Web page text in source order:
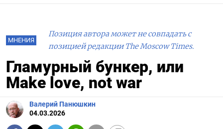
МНЕНИЯ
Позиция автора может не совпадать с
позицией редакции The Moscow Times.
Гламурный бункер, или
Make love, not war
Валерий Панюшкин
04.03.2026